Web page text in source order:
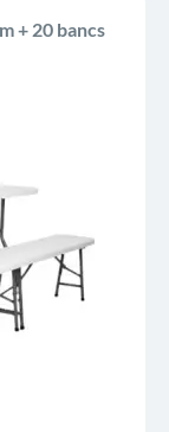
+ 20 bancs